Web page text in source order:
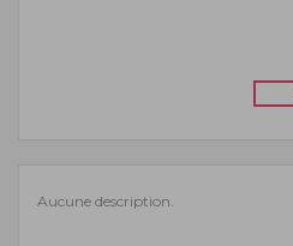
Aucune description.